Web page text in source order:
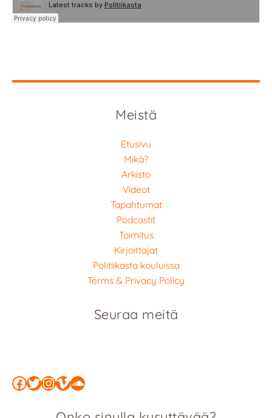
Meistä
Etusivu
Mikä?
Arkisto
Videot
Tapahtumat
Podcastit
Toimitus
Kirjoittajat
Politiikasta kouluissa
Terms & Privacy Policy
Seuraa meitä
Facebook
Twitter
Instagram
Vimeo
SoundCloud